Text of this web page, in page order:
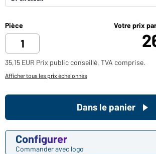
Pièce Votre prix
35,15 EUR Prix public conseillé, TVA comprise.
Afficher tous les prix échelonnés
Configurer
Commander avec logo
Dans le panier